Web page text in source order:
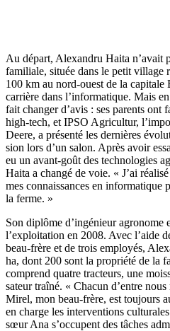
Au départ, Alexandru Haita n’avait
fami­liale, située dans le petit village
100 km au nord-ouest de la capi­tale
carrière dans l’informatique. Mais
fait changer d’avis : ses parents ont
high-tech, et IPSO Agri­cultur,
Deere, a présenté les dernières
sion lors d’un salon. Après avoir
eu un avant-goût des tech­no­lo­gies
Haita a changé de voie. « J’ai
mes connais­sances en infor­ma­tique
la ferme. »
Son diplôme d’ingénieur agro­nome
l’exploitation en 2008. Avec l’aide
beau-frère et de trois employés,
ha, dont 200 sont la propriété de la
comprend quatre trac­teurs, une
sa­teur traîné. « Chacun d’entre
Mirel, mon beau-frère, est toujours
en charge les inter­ven­tions
sœur Ana s’occupent des tâches